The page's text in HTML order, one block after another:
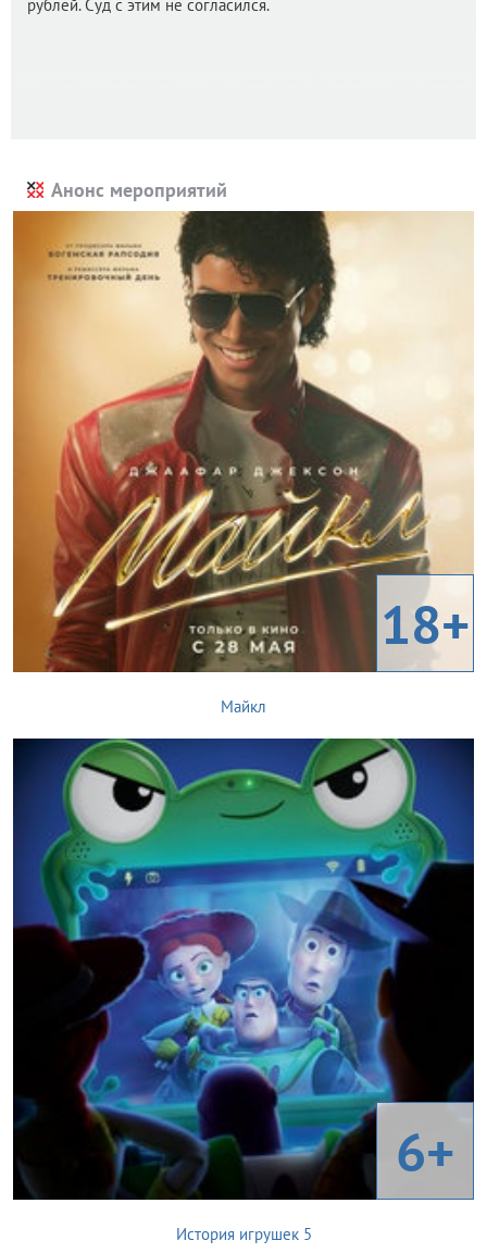
рублей. Суд с этим не согласился.
Анонс мероприятий
18+
Майкл
6+
История игрушек 5